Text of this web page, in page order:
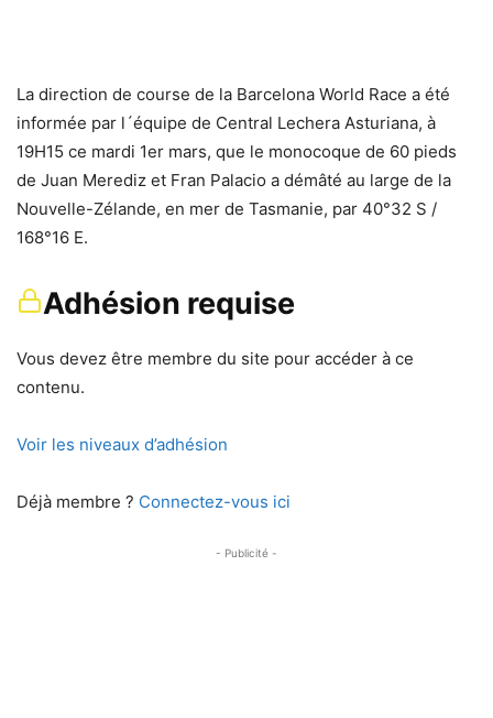
La direction de course de la Barcelona World Race a été
informée par l´équipe de Central Lechera Asturiana, à
19H15 ce mardi 1er mars, que le monocoque de 60 pieds
de Juan Merediz et Fran Palacio a démâté au large de la
Nouvelle-Zélande, en mer de Tasmanie, par 40°32 S /
168°16 E.
Adhésion requise
Vous devez être membre du site pour accéder à ce
contenu.
Voir les niveaux d’adhésion
Déjà membre ? Connectez-vous ici
- Publicité -